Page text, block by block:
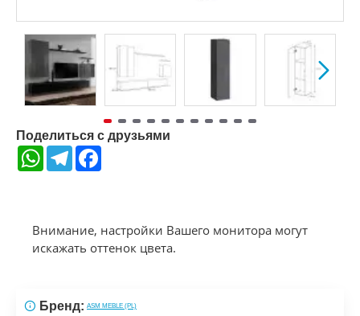
Поделиться с друзьями
WhatsAppTelegram
Внимание, настройки Вашего монитора могут
искажать оттенок цвета.
Бренд: ASM MEBLE (PL)